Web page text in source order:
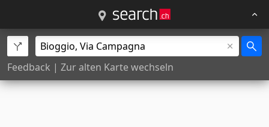
Feedback | Zur alten Karte wechseln